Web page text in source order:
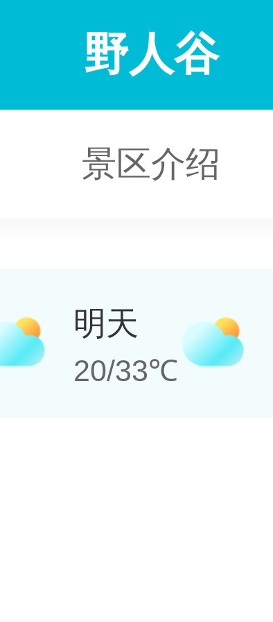
野人谷
景区介绍
明天
20/33℃